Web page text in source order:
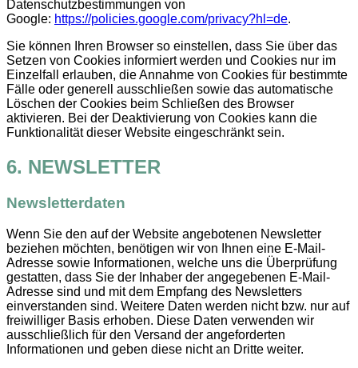
Datenschutzbestimmungen von
Google: https://policies.google.com/privacy?hl=de.
Sie können Ihren Browser so einstellen, dass Sie über das
Setzen von Cookies informiert werden und Cookies nur im
Einzelfall erlauben, die Annahme von Cookies für bestimmte
Fälle oder generell ausschließen sowie das automatische
Löschen der Cookies beim Schließen des Browser
aktivieren. Bei der Deaktivierung von Cookies kann die
Funktionalität dieser Website eingeschränkt sein.
6. NEWSLETTER
Newsletterdaten
Wenn Sie den auf der Website angebotenen Newsletter
beziehen möchten, benötigen wir von Ihnen eine E-Mail-
Adresse sowie Informationen, welche uns die Überprüfung
gestatten, dass Sie der Inhaber der angegebenen E-Mail-
Adresse sind und mit dem Empfang des Newsletters
einverstanden sind. Weitere Daten werden nicht bzw. nur auf
freiwilliger Basis erhoben. Diese Daten verwenden wir
ausschließlich für den Versand der angeforderten
Informationen und geben diese nicht an Dritte weiter.